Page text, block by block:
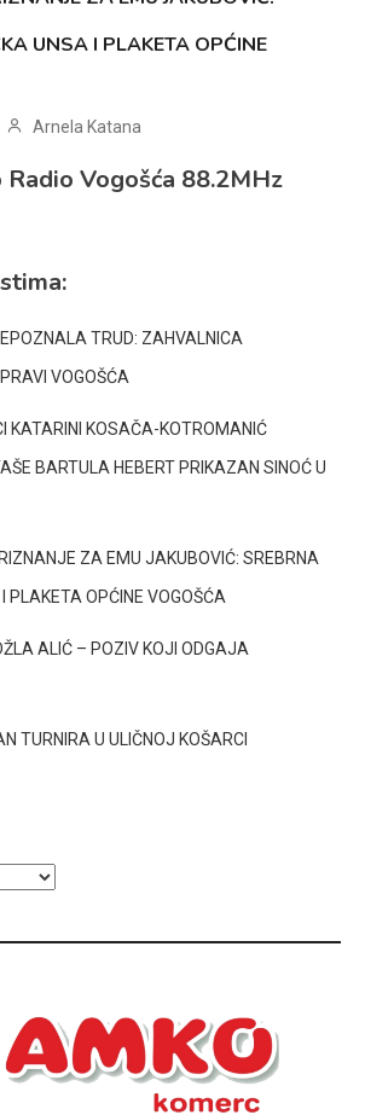
UNSA I PLAKETA OPĆINE
Arnela Katana
Vogošća 88.2MHz
TRUD: ZAHVALNICA
VOGOŠĆA
KATARINI KOSAČA-KOTROMANIĆ
BARTULA HEBERT PRIKAZAN SINOĆ U
ZA EMU JAKUBOVIĆ: SREBRNA
PLAKETA OPĆINE VOGOŠĆA
ALIĆ – POZIV KOJI ODGAJA
TURNIRA U ULIČNOJ KOŠARCI